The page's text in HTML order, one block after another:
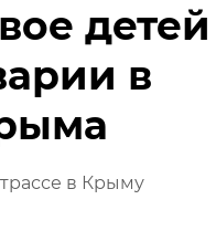
детей
в
в Крыму